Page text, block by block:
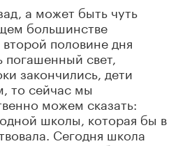
а может быть чуть
большинстве
половине дня
свет,
закончились, дети
то сейчас мы
можем сказать:
школы, которая бы в
Сегодня школа